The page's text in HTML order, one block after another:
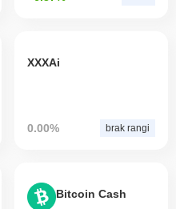
XXXAi
0.00% brak rangi
Bitcoin Cash